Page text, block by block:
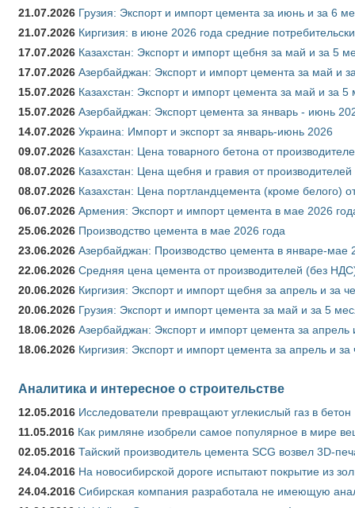
21.07.2026 Грузия: Экспорт и импорт цемента за июнь и за 6
21.07.2026 Киргизия: в июне 2026 года средние
17.07.2026 Казахстан: Экспорт и импорт щебня за май и за 5
17.07.2026 Азербайджан: Экспорт и импорт цемента за май и
15.07.2026 Казахстан: Экспорт и импорт цемента за май и за
15.07.2026 Азербайджан: Экспорт цемента за январь - июнь
14.07.2026 Украина: Импорт и экспорт за январь-июнь 2026
09.07.2026 Казахстан: Цена товарного бетона от
08.07.2026 Казахстан: Цена щебня и гравия от
08.07.2026 Казахстан: Цена портландцемента (кроме белого)
06.07.2026 Армения: Экспорт и импорт цемента в мае 2026
25.06.2026 Производство цемента в мае 2026 года
23.06.2026 Азербайджан: Производство цемента в январе-мае
22.06.2026 Средняя цена цемента от производителей (без
20.06.2026 Киргизия: Экспорт и импорт щебня за апрель и за
20.06.2026 Грузия: Экспорт и импорт цемента за май и за 5
18.06.2026 Азербайджан: Экспорт и импорт цемента за
18.06.2026 Киргизия: Экспорт и импорт цемента за апрель и
Аналитика и интересное о строительстве
12.05.2016 Исследователи превращают углекислый газ в бетон
11.05.2016 Как римляне изобрели самое популярное в мире
02.05.2016 Тайский производитель цемента SCG возвел 3D-
24.04.2016 На новосибирской дороге испытают покрытие из
24.04.2016 Сибирская компания разработала не имеющую